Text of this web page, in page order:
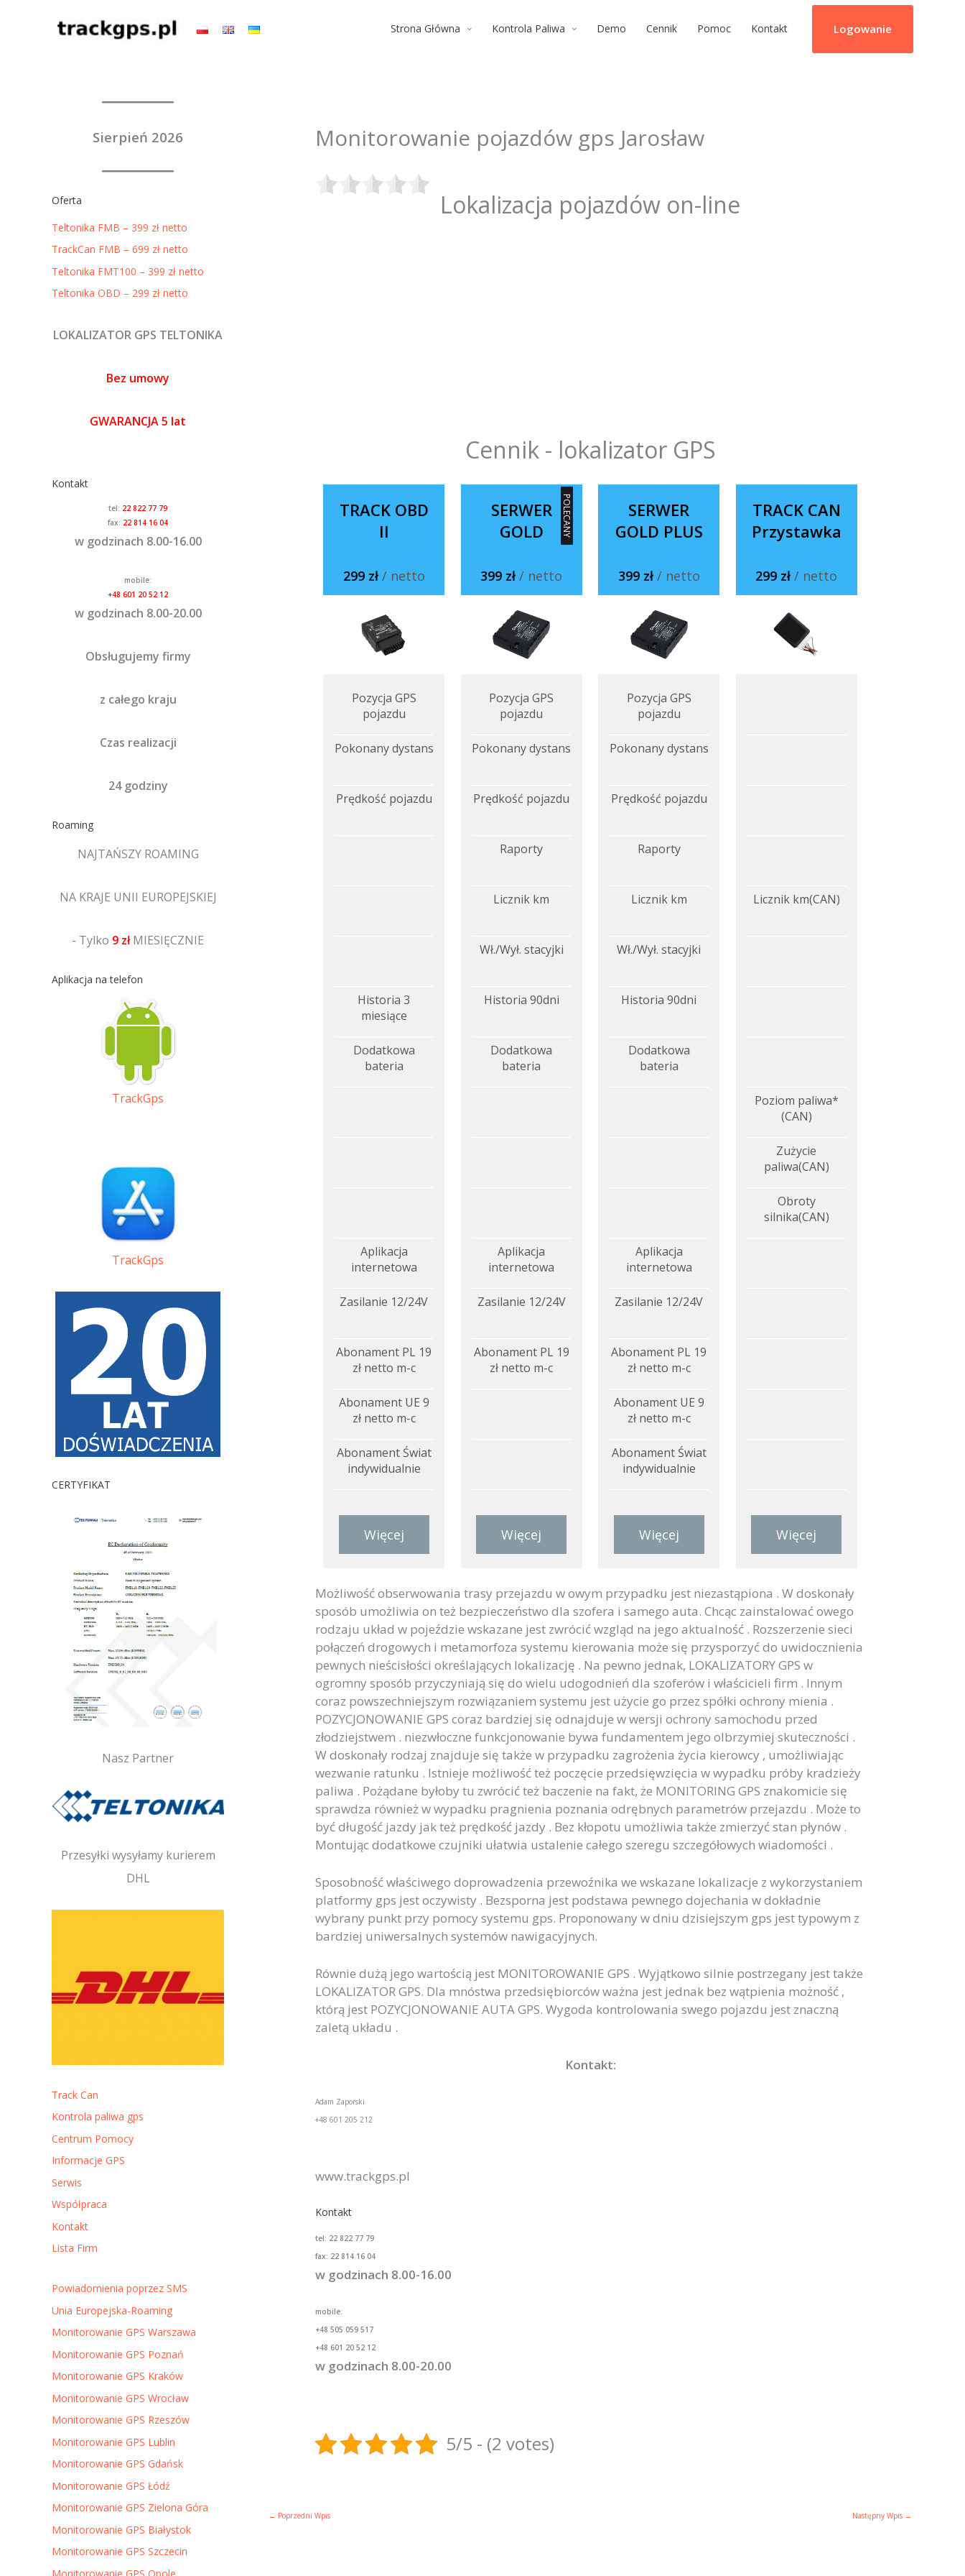
Strona Główna Kontrola Paliwa Demo Cennik Pomoc Kontakt Logowanie
Sierpień 2026
Oferta
Teltonika FMB – 399 zł netto
TrackCan FMB – 699 zł netto
Teltonika FMT100 – 399 zł netto
Teltonika OBD – 299 zł netto
LOKALIZATOR GPS TELTONIKA
Bez umowy
GWARANCJA 5 lat
Kontakt
tel: 22 822 77 79
fax: 22 814 16 04
w godzinach 8.00-16.00
mobile:
+48 601 20 52 12
w godzinach 8.00-20.00
Obsługujemy firmy
z całego kraju
Czas realizacji
24 godziny
Roaming
NAJTAŃSZY ROAMING
NA KRAJE UNII EUROPEJSKIEJ
- Tylko 9 złMIESIĘCZNIE
Aplikacja na telefon
TrackGps
TrackGps
CERTYFIKAT
Nasz Partner
Przesyłki wysyłamy kurierem
DHL
Track Can
Kontrola paliwa gps
Centrum Pomocy
Informacje GPS
Serwis
Współpraca
Kontakt
Lista Firm
Powiadomienia poprzez SMS
Unia Europejska-Roaming
Monitorowanie GPS Warszawa
Monitorowanie GPS Poznań
Monitorowanie GPS Kraków
Monitorowanie GPS Wrocław
Monitorowanie GPS Rzeszów
Monitorowanie GPS Lublin
Monitorowanie GPS Gdańsk
Monitorowanie GPS Łódź
Monitorowanie GPS Zielona Góra
Monitorowanie GPS Białystok
Monitorowanie GPS Szczecin
Monitorowanie GPS Opole
Monitorowanie pojazdów gps Jarosław
Lokalizacja pojazdów on-line
Cennik - lokalizator GPS
TRACK OBD
II
299 zł / netto
Pozycja GPS
pojazdu
Pokonany dystans
Prędkość pojazdu
Historia 3
miesiące
Dodatkowa
bateria
Aplikacja
internetowa
Zasilanie 12/24V
Abonament PL 19
zł netto m-c
Abonament UE 9
zł netto m-c
Abonament Świat
indywidualnie
Więcej
POLECANY
SERWER
GOLD
399 zł/ netto
Pozycja GPS
pojazdu
Pokonany dystans
Prędkość pojazdu
Raporty
Licznik km
Wł./Wył. stacyjki
Historia 90dni
Dodatkowa
bateria
Aplikacja
internetowa
Zasilanie 12/24V
Abonament PL 19
zł netto m-c
Więcej
SERWER
GOLD PLUS
399 zł / netto
Pozycja GPS
pojazdu
Pokonany dystans
Prędkość pojazdu
Raporty
Licznik km
Wł./Wył. stacyjki
Historia 90dni
Dodatkowa
bateria
Aplikacja
internetowa
Zasilanie 12/24V
Abonament PL 19
zł netto m-c
Abonament UE 9
zł netto m-c
Abonament Świat
indywidualnie
Więcej
TRACK CAN
Przystawka
299 zł/ netto
Licznik km(CAN)
Poziom paliwa*
(CAN)
Zużycie
paliwa(CAN)
Obroty
silnika(CAN)
Więcej
Możliwość obserwowania trasy przejazdu w owym przypadku jest niezastąpiona . W doskonały
sposób umożliwia on też bezpieczeństwo dla szofera i samego auta. Chcąc zainstalować owego
rodzaju układ w pojeździe wskazane jest zwrócić wzgląd na jego aktualność . Rozszerzenie sieci
połączeń drogowych i metamorfoza systemu kierowania może się przysporzyć do uwidocznienia
pewnych nieścisłości określających lokalizację . Na pewno jednak, LOKALIZATORY GPS w
ogromny sposób przyczyniają się do wielu udogodnień dla szoferów i właścicieli firm . Innym
coraz powszechniejszym rozwiązaniem systemu jest użycie go przez spółki ochrony mienia .
POZYCJONOWANIE GPS coraz bardziej się odnajduje w wersji ochrony samochodu przed
złodziejstwem . niezwłoczne funkcjonowanie bywa fundamentem jego olbrzymiej skuteczności .
W doskonały rodzaj znajduje się także w przypadku zagrożenia życia kierowcy , umożliwiając
wezwanie ratunku . Istnieje możliwość też poczęcie przedsięwzięcia w wypadku próby kradzieży
paliwa . Pożądane byłoby tu zwrócić też baczenie na fakt, że MONITORING GPS znakomicie się
sprawdza również w wypadku pragnienia poznania odrębnych parametrów przejazdu . Może to
być długość jazdy jak też prędkość jazdy . Bez kłopotu umożliwia także zmierzyć stan płynów .
Montując dodatkowe czujniki ułatwia ustalenie całego szeregu szczegółowych wiadomości .
Sposobność właściwego doprowadzenia przewoźnika we wskazane lokalizacje z wykorzystaniem
platformy gps jest oczywisty . Bezsporna jest podstawa pewnego dojechania w dokładnie
wybrany punkt przy pomocy systemu gps. Proponowany w dniu dzisiejszym gps jest typowym z
bardziej uniwersalnych systemów nawigacyjnych.
Równie dużą jego wartością jest MONITOROWANIE GPS . Wyjątkowo silnie postrzegany jest także
LOKALIZATOR GPS. Dla mnóstwa przedsiębiorców ważna jest jednak bez wątpienia możność ,
którą jest POZYCJONOWANIE AUTA GPS. Wygoda kontrolowania swego pojazdu jest znaczną
zaletą układu .
Kontakt:
Adam Zaporski
+48 601 205 212
www.trackgps.pl
Kontakt
tel: 22 822 77 79
fax: 22 814 16 04
w godzinach 8.00-16.00
mobile:
+48 505 059 517
+48 601 20 52 12
w godzinach 8.00-20.00
5/5 - (2 votes)
← Poprzedni Wpis Następny Wpis →